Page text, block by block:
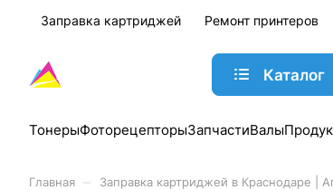
Заправка картриджей Ремонт принтеров
Каталог
ТонерыФоторецепторыЗапчастиВалы
Главная Заправка картриджей в Краснодаре |